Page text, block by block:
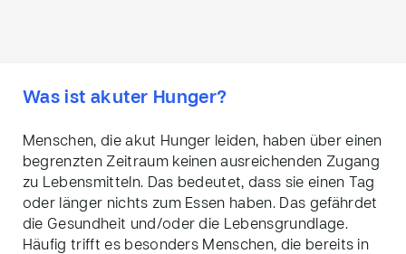
Was ist akuter Hunger?
Menschen, die akut Hunger leiden, haben über einen
begrenzten Zeitraum keinen ausreichenden Zugang
zu Lebensmitteln. Das bedeutet, dass sie einen Tag
oder länger nichts zum Essen haben. Das gefährdet
die Gesundheit und/oder die Lebensgrundlage.
Häufig trifft es besonders Menschen, die bereits in